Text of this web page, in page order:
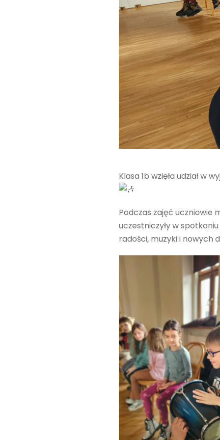
Klasa 1b wzięła udział
Podczas zajęć uczniowie
uczestniczyły w
radości, muzyki i nowych